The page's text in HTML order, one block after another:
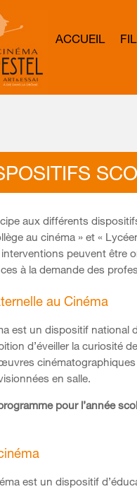
ACCUEIL
aux différents
au cinéma » et «
interventions peuvent être
à la demande des
au Cinéma
est un dispositif national
d’éveiller la curiosité
en salle.
pour l’année
est un dispositif